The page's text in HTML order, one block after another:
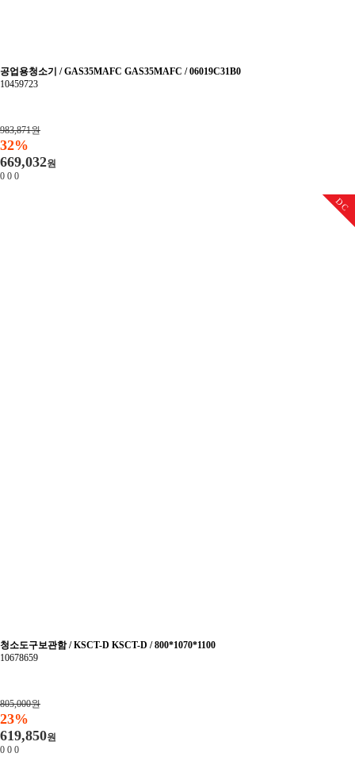
공업용청소기 / GAS35MAFC GAS35MAFC / 06019C31B0
10459723
983,871원
32%
669,032원
0 0 0
DC
청소도구보관함 / KSCT-D KSCT-D / 800*1070*1100
10678659
805,000원
23%
619,850원
0 0 0